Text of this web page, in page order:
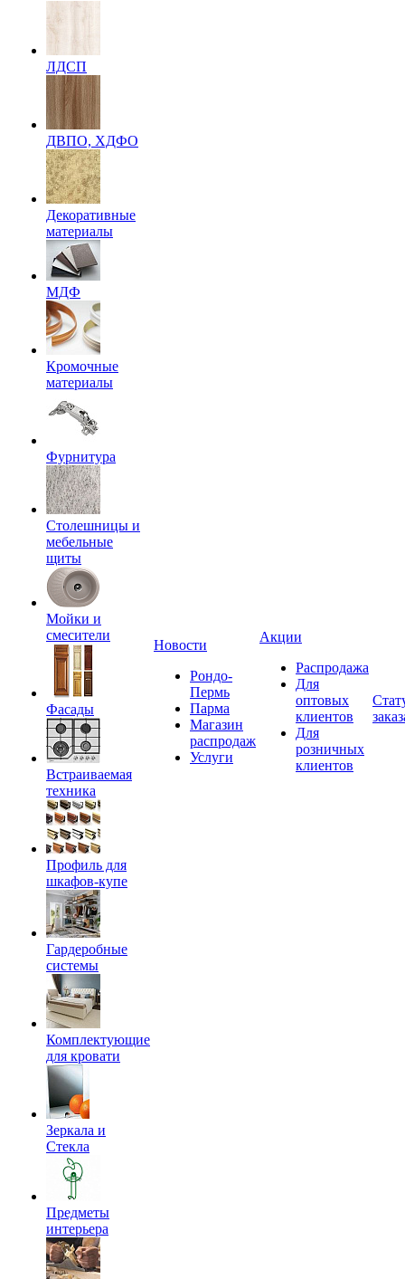
ЛДСП
ДВПО, ХДФО
Декоративные
материалы
МДФ
Кромочные
материалы
Фурнитура
Столешницы и
мебельные
щиты
Мойки и
смесители
Фасады
Встраиваемая
техника
Профиль для
шкафов-купе
Гардеробные
системы
Комплектующие
для кровати
Зеркала и
Стекла
Предметы
интерьера
Новости
Рондо-
Пермь
Парма
Магазин
распродаж
Услуги
Акции
Распродажа
Для
оптовых
клиентов
Для
розничных
клиентов